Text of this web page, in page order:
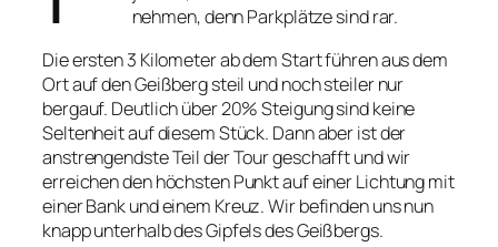
nehmen, denn Parkplätze sind rar.
Die ersten 3 Kilometer ab dem Start führen aus dem
Ort auf den Geißberg steil und noch steiler nur
bergauf. Deutlich über 20% Steigung sind keine
Seltenheit auf diesem Stück. Dann aber ist der
anstrengendste Teil der Tour geschafft und wir
erreichen den höchsten Punkt auf einer Lichtung mit
einer Bank und einem Kreuz. Wir befinden uns nun
knapp unterhalb des Gipfels des Geißbergs.